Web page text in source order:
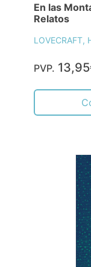
En las
Relatos
LOVECRAFT,
PVP.